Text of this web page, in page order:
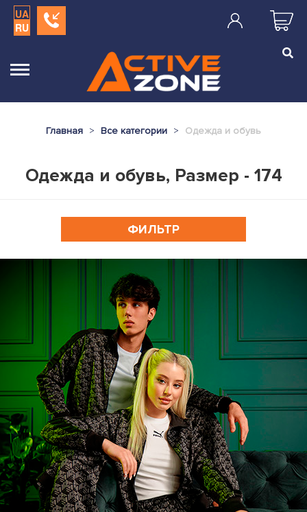
UA
RU
Главная Все категории Одежда и обувь
Одежда и обувь, Размер - 174
ФИЛЬТР